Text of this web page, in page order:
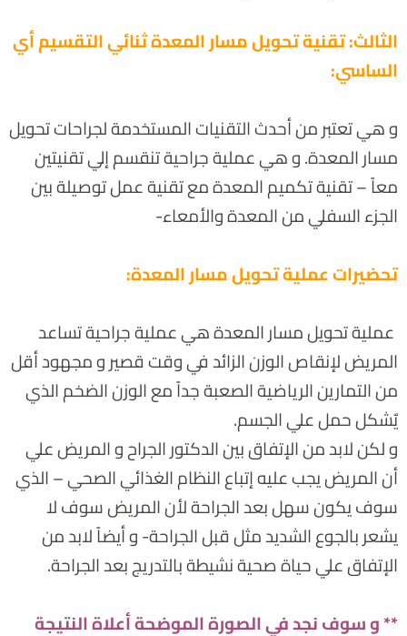
الثالث: تقنية تحويل مسار المعدة ثنائي التقسيم أي
الساسي:
و هي تعتبر من أحدث التقنيات المستخدمة لجراحات تحويل
مسار المعدة. و هي عملية جراحية تنقسم إلي تقنيتين
معاً – تقنية تكميم المعدة مع تقنية عمل توصيلة بين
الجزء السفلي من المعدة والأمعاء-
تحضيرات عملية تحويل مسار المعدة:
عملية تحويل مسار المعدة هي عملية جراحية تساعد
المريض لإنقاص الوزن الزائد في وقت قصير و مجهود أقل
من التمارين الرياضية الصعبة جداً مع الوزن الضخم الذي
يٌشكل حمل علي الجسم.
و لكن لابد من الإتفاق بين الدكتور الجراح و المريض علي
أن المريض يجب عليه إتباع النظام الغذائي الصحي – الذي
سوف يكون سهل بعد الجراحة لأن المريض سوف لا
يشعر بالجوع الشديد مثل قبل الجراحة- و أيضاً لابد من
الإتفاق علي حياة صحية نشيطة بالتدريج بعد الجراحة.
** و سوف نجد في الصورة الموضحة أعلاة النتيجة